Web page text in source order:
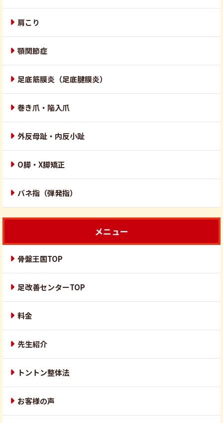
肩こり
顎関節症
足底筋膜炎（足底腱膜炎）
巻き爪・陥入爪
外反母趾・内反小趾
O脚・X脚矯正
バネ指（弾発指）
メニュー
骨盤王国TOP
足改善センターTOP
料金
先生紹介
トントン整体法
お客様の声